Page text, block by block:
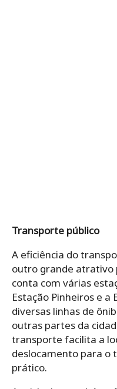
Transporte público
A eficiência do
outro grande atrativo
conta com várias
Estação Pinheiros e a
diversas linhas de
outras partes da
transporte facilita a
deslocamento para o
prático.